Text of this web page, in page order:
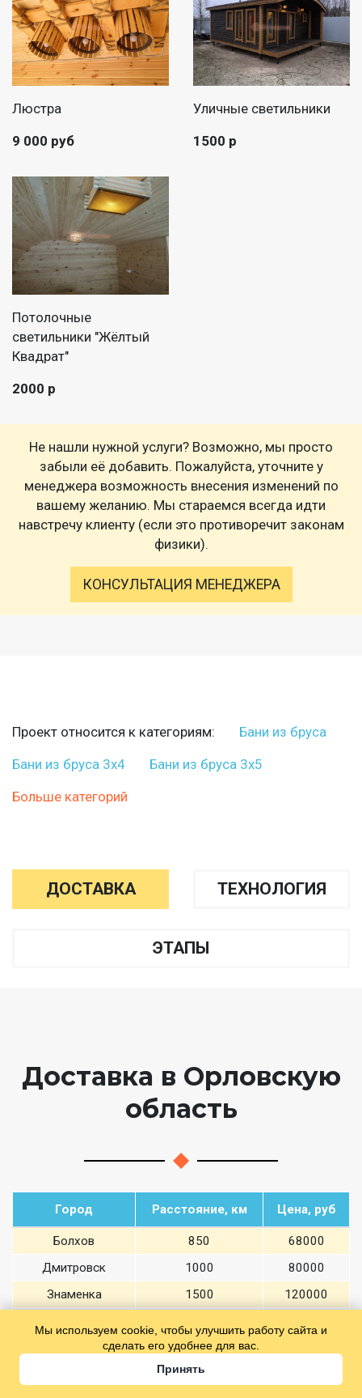
Люстра
9 000 руб
Уличные светильники
1500 р
Потолочные
светильники "Жёлтый
Квадрат"
2000 р
Не нашли нужной услуги? Возможно, мы просто
забыли её добавить. Пожалуйста, уточните у
менеджера возможность внесения изменений по
вашему желанию. Мы стараемся всегда идти
навстречу клиенту (если это противоречит законам
физики).
КОНСУЛЬТАЦИЯ МЕНЕДЖЕРА
Проект относится к категориям:
Бани из бруса
Бани из бруса 3х4
Бани из бруса 3х5
Больше категорий
ДОСТАВКА ТЕХНОЛОГИЯ
ЭТАПЫ
Доставка в Орловскую
область
Город Расстояние, км Цена, руб
Болхов 850
68000
Дмитровск
1000
80000
Знаменка
1500
120000
Малоархангельск
1000
Смотреть все города
Мы используем cookie, чтобы улучшить работу сайта и
сделать его удобнее для вас.
Принять